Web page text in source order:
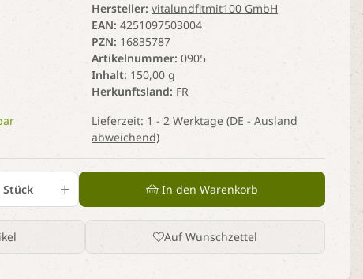
Inhalt 150,00 g
Hersteller vitalundfitmit100 GmbH
Artikelnummer 0905
PZN 16835787
EAN 4251097503004
Herkunftsland FR
Auf Wunschzettel
Stück In den Warenkorb
Lieferzeit: 1 - 2 Werktage (DE - Ausland
abweichend)